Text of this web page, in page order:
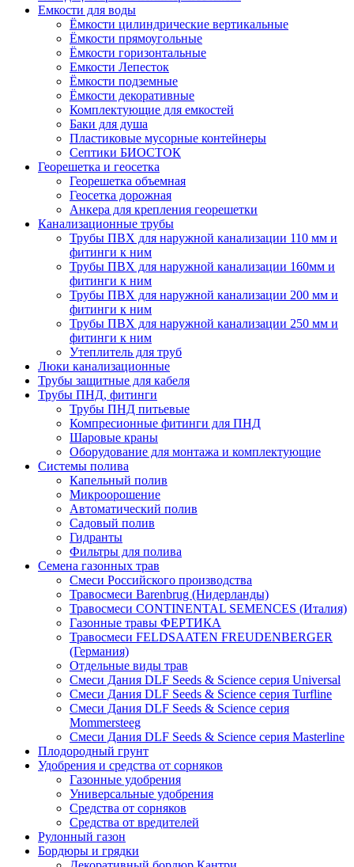
Емкости для воды
Ёмкости цилиндрические вертикальные
Ёмкости прямоугольные
Ёмкости горизонтальные
Емкости Лепесток
Ёмкости подземные
Ёмкости декоративные
Комплектующие для емкостей
Баки для душа
Пластиковые мусорные контейнеры
Септики БИОСТОК
Георешетка и геосетка
Георешетка объемная
Геосетка дорожная
Анкера для крепления георешетки
Канализационные трубы
Трубы ПВХ для наружной канализации 110 мм и
фитинги к ним
Трубы ПВХ для наружной канализации 160мм и
фитинги к ним
Трубы ПВХ для наружной канализации 200 мм и
фитинги к ним
Трубы ПВХ для наружной канализации 250 мм и
фитинги к ним
Утеплитель для труб
Люки канализационные
Трубы защитные для кабеля
Трубы ПНД, фитинги
Трубы ПНД питьевые
Компресионные фитинги для ПНД
Шаровые краны
Оборудование для монтажа и комплектующие
Системы полива
Капельный полив
Микроорошение
Автоматический полив
Садовый полив
Гидранты
Фильтры для полива
Семена газонных трав
Смеси Российского производства
Травосмеси Barenbrug (Нидерланды)
Травосмеси CONTINENTAL SEMENCES (Италия)
Газонные травы ФЕРТИКА
Травосмеси FELDSAATEN FREUDENBERGER
(Германия)
Отдельные виды трав
Смеси Дания DLF Seeds & Sciеnce серия Universal
Смеси Дания DLF Seeds & Sciеnce серия Turfline
Смеси Дания DLF Seeds & Sciеnce серия
Mommersteeg
Смеси Дания DLF Seeds & Sciеnce серия Masterline
Плодородный грунт
Удобрения и средства от сорняков
Газонные удобрения
Универсальные удобрения
Средства от сорняков
Средства от вредителей
Рулонный газон
Бордюры и грядки